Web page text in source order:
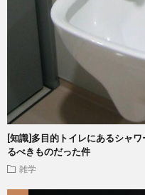
[知識]多目的トイレにあるシャ
るべきものだった件
雑学